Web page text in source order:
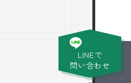
LINEで
問い合わせ